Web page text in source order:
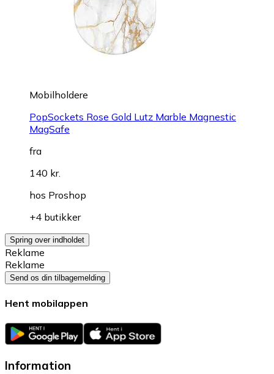
Mobilholdere
PopSockets Rose Gold Lutz Marble Magnestic
MagSafe
fra
140 kr.
hos Proshop
+4 butikker
Spring over indholdet
Reklame
Reklame
Send os din tilbagemelding
Hent mobilappen
Information